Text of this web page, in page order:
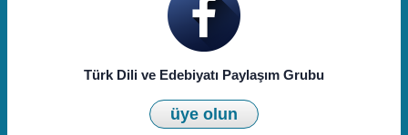
Türk Dili ve Edebiyatı Paylaşım Grubu
üye olun